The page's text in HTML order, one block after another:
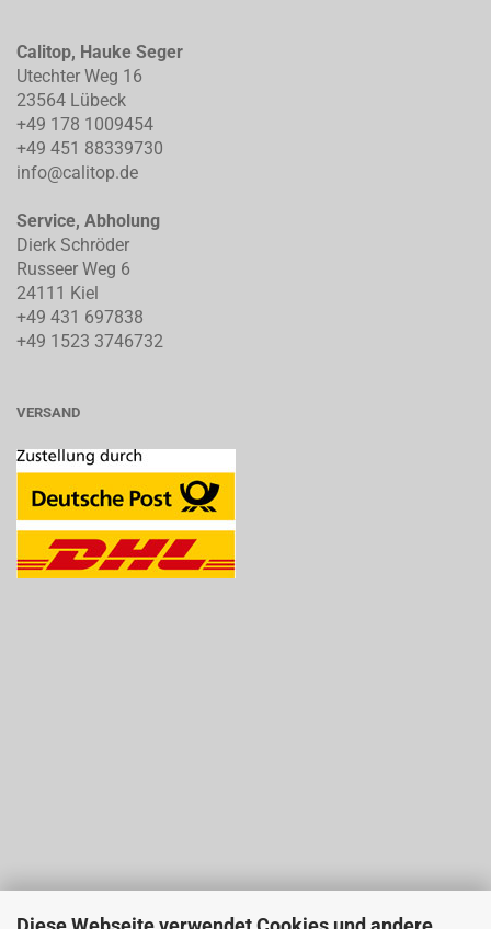
Calitop, Hauke Seger
Utechter Weg 16
23564 Lübeck
+49 178 1009454
+49 451 88339730
info@calitop.de
Service, Abholung
Dierk Schröder
Russeer Weg 6
24111 Kiel
+49 431 697838
+49 1523 3746732
VERSAND